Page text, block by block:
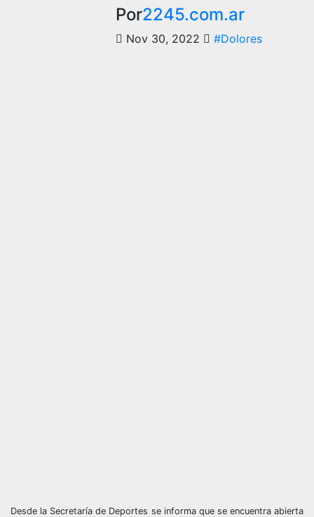
Por2245.com.ar
Nov 30, 2022 #Dolores
Desde la Secretaría de Deportes se informa que se encuentra abierta